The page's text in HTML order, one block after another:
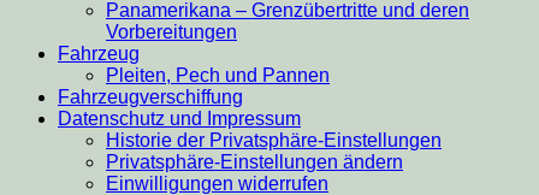
Panamerikana – Grenzübertritte und deren
Vorbereitungen
Fahrzeug
Pleiten, Pech und Pannen
Fahrzeugverschiffung
Datenschutz und Impressum
Historie der Privatsphäre-Einstellungen
Privatsphäre-Einstellungen ändern
Einwilligungen widerrufen